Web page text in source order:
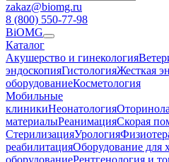
zakaz@biomg.ru
8 (800) 550-77-98
BiOMG
Каталог
Акушерство и гинекология
эндоскопияГистологияЖесткая
оборудованиеКосметология
Мобильные
клиникиНеонатология
материалыРеанимацияСкорая
СтерилизацияУрология
реабилитацияОборудование для
оборудованиеРентгенология и